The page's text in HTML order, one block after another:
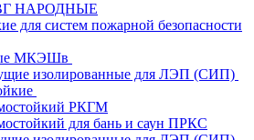
НАРОДНЫЕ
для систем пожарной безопасности
МКЭШв
изолированные для ЛЭП (СИП)
РКГМ
для бань и саун ПРКС